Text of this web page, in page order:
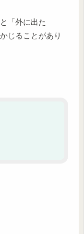
「外に出た
じることがあり